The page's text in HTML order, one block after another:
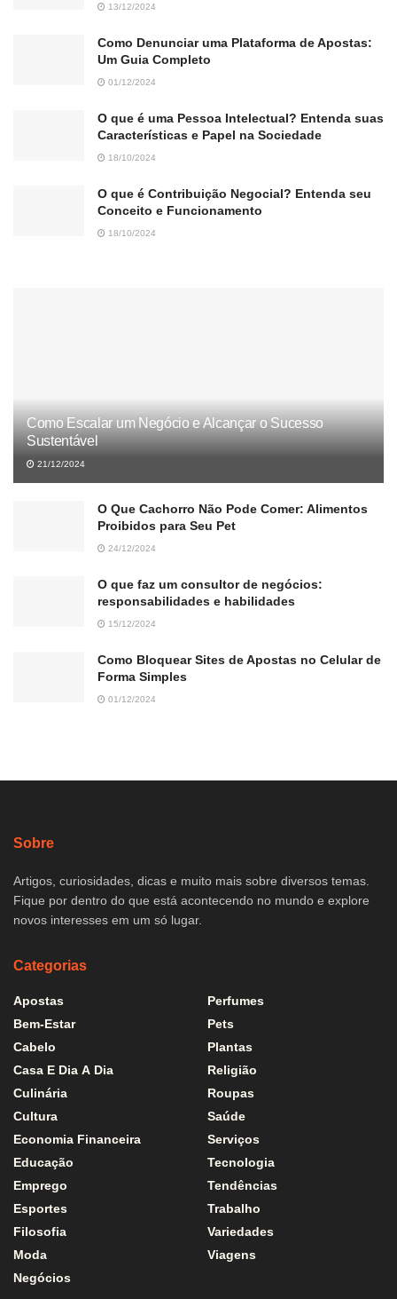
13/12/2024
Como Denunciar uma Plataforma de Apostas:
Um Guia Completo
01/12/2024
O que é uma Pessoa Intelectual? Entenda suas
Características e Papel na Sociedade
18/10/2024
O que é Contribuição Negocial? Entenda seu
Conceito e Funcionamento
18/10/2024
Como Escalar um Negócio e Alcançar o Sucesso
Sustentável
21/12/2024
O Que Cachorro Não Pode Comer: Alimentos
Proibidos para Seu Pet
24/12/2024
O que faz um consultor de negócios:
responsabilidades e habilidades
15/12/2024
Como Bloquear Sites de Apostas no Celular de
Forma Simples
01/12/2024
Sobre
Artigos, curiosidades, dicas e muito mais sobre diversos temas.
Fique por dentro do que está acontecendo no mundo e explore
novos interesses em um só lugar.
Categorias
Apostas
Bem-Estar
Cabelo
Casa E Dia A Dia
Culinária
Cultura
Economia Financeira
Educação
Emprego
Esportes
Filosofia
Moda
Negócios
Perfumes
Pets
Plantas
Religião
Roupas
Saúde
Serviços
Tecnologia
Tendências
Trabalho
Variedades
Viagens